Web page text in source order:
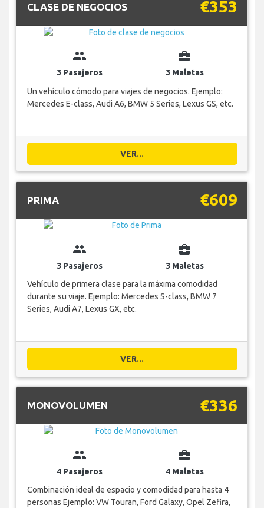
CLASE DE NEGOCIOS €353
group
3 Pasajeros
business_center
3 Maletas
Un vehículo cómodo para viajes de negocios. Ejemplo:
Mercedes E-class, Audi A6, BMW 5 Series, Lexus GS, etc.
VER...
PRIMA €609
group
3 Pasajeros
business_center
3 Maletas
Vehículo de primera clase para la máxima comodidad
durante su viaje. Ejemplo: Mercedes S-class, BMW 7
Series, Audi A7, Lexus GX, etc.
VER...
MONOVOLUMEN €336
group
4 Pasajeros
business_center
4 Maletas
Combinación ideal de espacio y comodidad para hasta 4
personas Ejemplo: VW Touran, Ford Galaxy, Opel Zefira,